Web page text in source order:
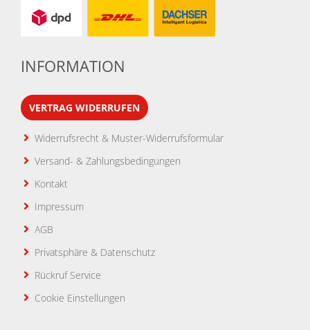
INFORMATION
VERTRAG WIDERRUFEN
Widerrufsrecht & Muster-Widerrufsformular
Versand- & Zahlungsbedingungen
Kontakt
Impressum
AGB
Privatsphäre & Datenschutz
Rückruf Service
Cookie Einstellungen